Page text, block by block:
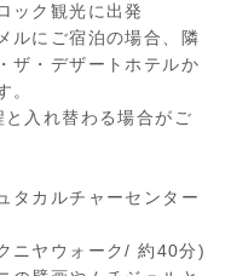
ック観光に出発
ルにご宿泊の場合、隣
ザ・デザートホテルか
。
入れ替わる場合がご
タカルチャーセンター
ニヤウォーク/ 約40分)